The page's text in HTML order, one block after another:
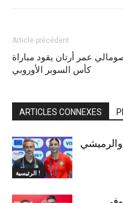
Article précédent
عمر أرتان يقود مباراة
كأس السوبر الأوروبي
ARTICLES CONNEXES
الرئيسية !
والرميشي